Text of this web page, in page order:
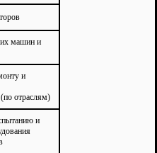
машин и
и
отраслям)
и